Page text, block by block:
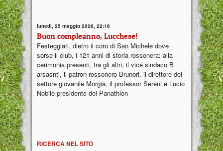
lunedì, 25 maggio 2026, 22:16
Buon compleanno, Lucchese!
Festeggiati, dietro il coro di San Michele dove
sorse il club, i 121 anni di storia rossonera: alla
cerimonia presenti, tra gli altri, il vice sindaco B
arsasnti, il patron rossonero Brunori, il direttore del
settore giovanile Morgia, il professor Sereni e Lucio
Nobile presidente del Panathlon
RICERCA NEL SITO